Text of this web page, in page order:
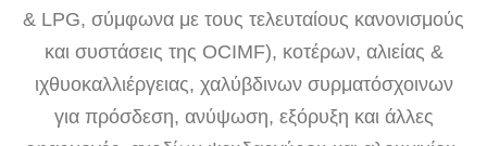
& LPG, σύμφωνα με τους τελευταίους κανονισμούς
και συστάσεις της OCIMF), κοτέρων, αλιείας &
ιχθυοκαλλιέργειας, χαλύβδινων συρματόσχοινων
για πρόσδεση, ανύψωση, εξόρυξη και άλλες